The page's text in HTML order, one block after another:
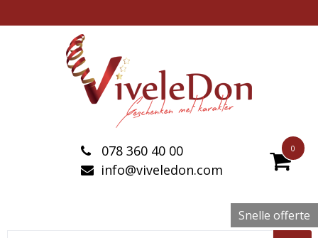
0
078 360 40 00
info@viveledon.com
Snelle offerte